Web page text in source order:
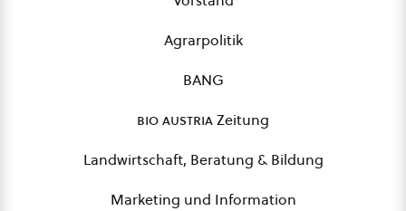
Agrarpolitik
BANG
bio austriaZeitung
Landwirtschaft, Beratung & Bildung
Marketing und Information